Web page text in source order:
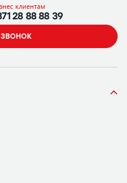
клиентам
28 88 88 39
ЗВОНОК